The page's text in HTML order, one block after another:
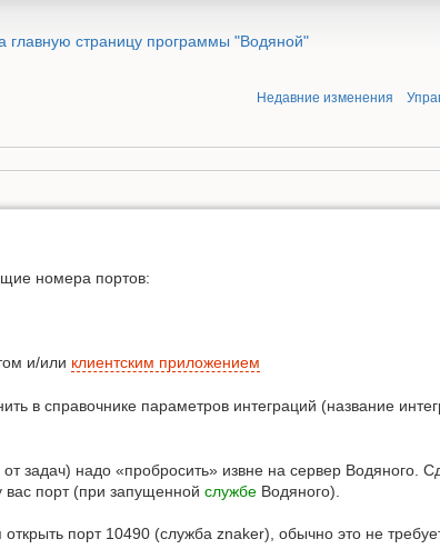
главную страницу программы "Водяной"
Недавние изменения
номера портов:
и/или клиентским приложением
в справочнике параметров интеграций (название
задач) надо «пробросить» извне на сервер Водяного.
вас порт (при запущенной службе Водяного).
порт 10490 (служба znaker), обычно это не